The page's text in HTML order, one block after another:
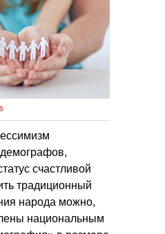
счастливой
традиционный
народа можно,
национальным